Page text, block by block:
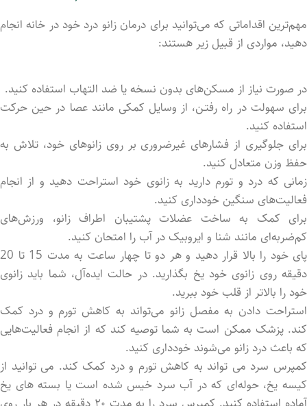
مهم‌ترین اقداماتی که می‌توانید برای درمان زانو درد خود در خانه انجام
دهید، مواردی از قبیل زیر هستند:
در صورت نیاز از مسکن‌های بدون نسخه یا ضد التهاب استفاده کنید.
برای سهولت در راه رفتـن، از وسایل کمکی مانند عصا در حین حرکت
استفاده کنید.
برای جلوگیری از فشارهای غیرضروری بر روی زانوهای خود، تلاش به
حفظ وزن متعادل کنید.
زمانی که درد و تورم دارید به زانوی خود استراحت دهید و از انجام
فعالیت‌های سنگین خودداری کنید.
برای کمک به ساخت عضلات پشتیبان اطراف زانو، ورزش‌های
کم‌ضربه‌ای مانند شنا و ایروبیک در آب را امتحان کنید.
پای خود را بالا قرار دهید و هر دو تا چهار ساعت به مدت 15 تا 20
دقیقه روی زانوی خود یخ بگذارید. در حالت ایده‌آل، شما باید زانوی
خود را بالاتر از قلب خود ببرید.
استراحت دادن به مفصل زانو می‌تواند به کاهش تورم و درد کمک
کند. پزشک ممکن است به شما توصیه کند که از انجام فعالیت‌هایی
که باعث درد زانو می‌شوند خودداری کنید.
کمپرس سرد می ‌تواند به کاهش تورم و درد کمک کند. می ‌توانید از
کیسه یخ، حوله‌ای که در آب سرد خیس شده است یا بسته ‌های یخ